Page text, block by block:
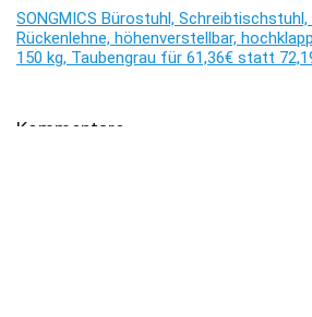
SONGMICS Bürostuhl,
Rückenlehne, höhenverstellbar,
150 kg, Taubengrau für 61,36€ statt
Kommentare